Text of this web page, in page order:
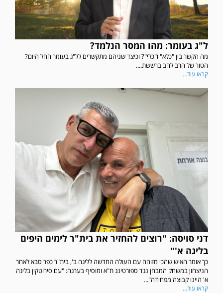
ל"ג בעומר: מהו המסר הנלמד?
מה הקשר בין "כלא" ו"כלי"? וכיצד שניהם מתקשרים לל"ג בעומר החל היום?
הטור של הרב להב ברששת....
קראו עוד...
דני סויסה: "רוצים להחזיר את בית"ר לימים היפים
בליגה א'"
כך אומר האיש שהכי מזוהה עם העולה החדשה לליגה ב', בית"ר כפר סבא לאחר
הניצחון במשחק המבחן נגד ספורטינג ת"א ומוסיף בערגה: "עם סירוטקין בליגה
א' היינו קבוצה מפחידה"...
קראו עוד...